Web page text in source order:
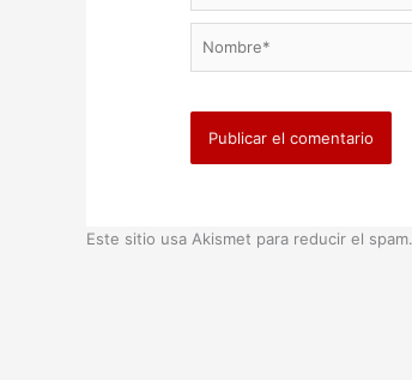
Este sitio usa Akismet para reducir el spam.